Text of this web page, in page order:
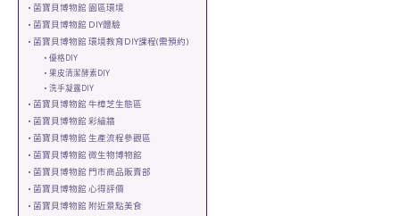
菌寶貝博物館 園區環境
菌寶貝博物館 DIY體驗
菌寶貝博物館 環境教育DIY課程(需預約)
優格DIY
果皮清潔酵素DIY
洗手凝露DIY
菌寶貝博物館 牛樟芝生態區
菌寶貝博物館 彩繪牆
菌寶貝博物館 生產流程參觀區
菌寶貝博物館 微生物博物館
菌寶貝博物館 門市商品販賣部
菌寶貝博物館 心得評價
菌寶貝博物館 附近景點美食